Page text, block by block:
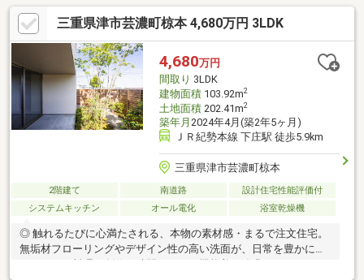
を招きたくなる、自慢の空間がここにあります。◎ ライフスタイ
ルで選ぶ、3つの個性・「平屋」「ウッドフェンス」「吹抜け」か
ら、ご家族の理想の暮らしに合う一棟を選べます。・高気密高断
熱、長期優良住宅認定。美しいだけでなく、一年中快適で安心な
住まいです。・ただ住むだけじゃない。「暮らしをデザインす
る」という喜びを、この家で。
三重県津市芸濃町椋本 4,680万円 3LDK
4,680万円
間取り 3LDK
建物面積103.92m2
土地面積202.41m2
築年月 2024年4月(築2年5ヶ月)
ＪＲ紀勢本線 下庄駅 徒歩5.9km
三重県津市芸濃町椋本
2階建て 南道路
設計住宅性能評価付
システムキッチン
オール電化 浴室乾燥機
◎ 触れるたびに心満たされる、本物の素材感・まるで注文住宅。
無垢材フローリングやデザイン性の高い洗面が、日常を豊かに彩